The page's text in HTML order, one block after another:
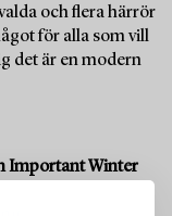
och flera härrör
för alla som vill
det är en modern
Important Winter